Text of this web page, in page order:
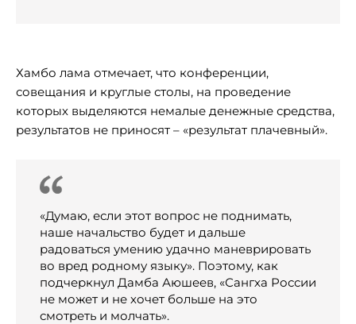
Хамбо лама отмечает, что конференции,
совещания и круглые столы, на проведение
которых выделяются немалые денежные средства,
результатов не приносят – «результат плачевный».
«Думаю, если этот вопрос не поднимать,
наше начальство будет и дальше
радоваться умению удачно маневрировать
во вред родному языку». Поэтому, как
подчеркнул Дамба Аюшеев, «Сангха России
не может и не хочет больше на это
смотреть и молчать».